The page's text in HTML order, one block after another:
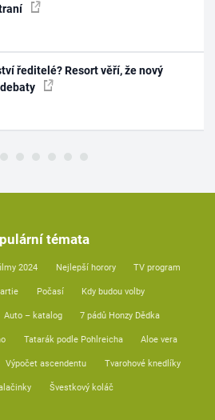
ředitelé? Resort věří, že nový
témata
2024 Nejlepší horory TV program
Počasí Kdy budou volby
Auto – katalog 7 pádů Honzy Dědka
Tatarák podle Pohlreicha Aloe vera
Výpočet ascendentu Tvarohové knedlíky
Švestkový koláč